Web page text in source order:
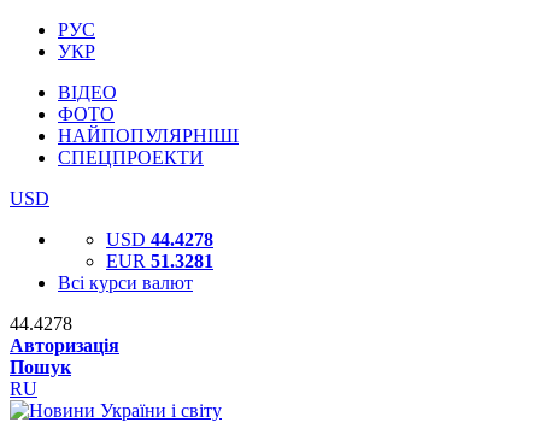
РУС
УКР
ВІДЕО
ФОТО
НАЙПОПУЛЯРНІШІ
СПЕЦПРОЕКТИ
USD
USD 44.4278
EUR 51.3281
Всі курси валют
44.4278
Авторизація
Пошук
RU